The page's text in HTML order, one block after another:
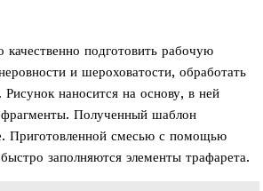
подготовить рабочую
и шероховатости, обработать
наносится на основу, в ней
Полученный шаблон
Приготовленной смесью с помощью
заполняются элементы трафарета.